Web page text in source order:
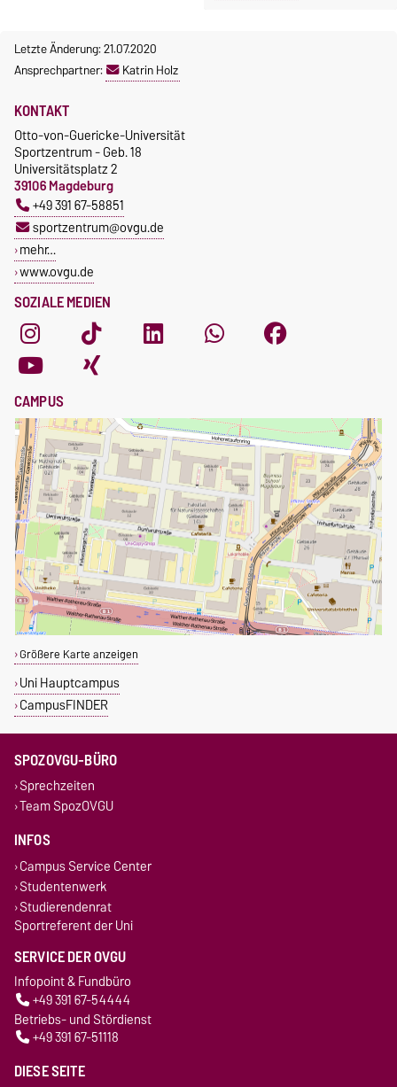
Letzte Änderung: 21.07.2020
Ansprechpartner:
Katrin Holz
SOZIALE MEDIEN
KONTAKT
Otto-von-Guericke-Universität
Sportzentrum - Geb. 18
Universitätsplatz 2
39106 Magdeburg
+49 391 67-58851
sportzentrum@ovgu.de
mehr…
www.ovgu.de
CAMPUS
Größere Karte anzeigen
Uni Hauptcampus
CampusFINDER
SPOZOVGU-BÜRO
Sprechzeiten
Team SpozOVGU
INFOS
Campus Service Center
Studentenwerk
Studierendenrat
Sportreferent der Uni
SERVICE DER OVGU
Infopoint & Fundbüro
+49 391 67-54444
Betriebs- und Stördienst
+49 391 67-51118
DIESE SEITE